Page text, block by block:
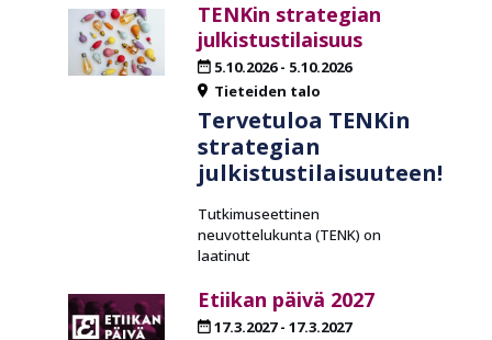
TENKin strategian
julkistustilaisuus
5.10.2026- 5.10.2026
Tieteiden talo
Tervetuloa TENKin
strategian
julkistustilaisuuteen!
Tutkimuseettinen
neuvottelukunta (TENK) on
laatinut
Etiikan päivä 2027
17.3.2027- 17.3.2027